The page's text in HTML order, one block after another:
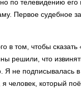
по телевидению его
Первое судебное
в том, чтобы сказать
решили, что
Я не подписывалась в
я человек, который